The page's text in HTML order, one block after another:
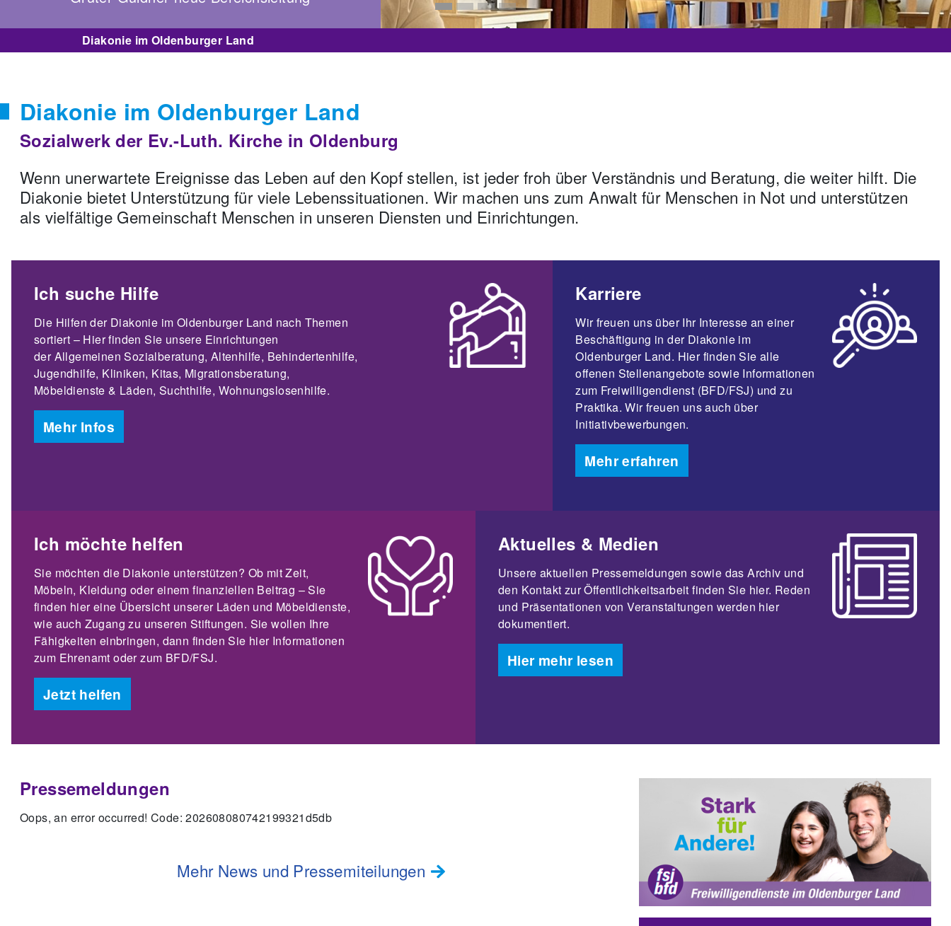
Diakonie im Oldenburger Land
Diakonie im Oldenburger Land
Sozialwerk der Ev.-Luth. Kirche in Oldenburg
Wenn unerwartete Ereignisse das Leben auf den Kopf stellen, ist jeder froh über Verständnis und Beratung, die weiter hilft. Die
Diakonie bietet Unterstützung für viele Lebenssituationen. Wir machen uns zum Anwalt für Menschen in Not und unterstützen
als vielfältige Gemeinschaft Menschen in unseren Diensten und Einrichtungen.
Ich suche Hilfe
Die Hilfen der Diakonie im Oldenburger Land nach Themen
sortiert – Hier finden Sie unsere Einrichtungen
der Allgemeinen Sozialberatung, Altenhilfe, Behindertenhilfe,
Jugendhilfe, Kliniken, Kitas, Migrationsberatung,
Möbeldienste & Läden, Suchthilfe, Wohnungslosenhilfe.
Mehr Infos
Karriere
Wir freuen uns über Ihr Interesse an einer
Beschäftigung in der Diakonie im
Oldenburger Land. Hier finden Sie alle
offenen Stellenangebote sowie Informationen
zum Freiwilligendienst (BFD/FSJ) und zu
Praktika. Wir freuen uns auch über
Initiativbewerbungen.
Mehr erfahren
Ich möchte helfen
Sie möchten die Diakonie unterstützen? Ob mit Zeit,
Möbeln, Kleidung oder einem finanziellen Beitrag – Sie
finden hier eine Übersicht unserer Läden und Möbeldienste,
wie auch Zugang zu unseren Stiftungen. Sie wollen Ihre
Fähigkeiten einbringen, dann finden Sie hier Informationen
zum Ehrenamt oder zum BFD/FSJ.
Jetzt helfen
Aktuelles & Medien
Unsere aktuellen Pressemeldungen sowie das Archiv und
den Kontakt zur Öffentlichkeitsarbeit finden Sie hier. Reden
und Präsentationen von Veranstaltungen werden hier
dokumentiert.
Hier mehr lesen
Pressemeldungen
Oops, an error occurred! Code: 202608080742199321d5db
Mehr News und Pressemiteilungen